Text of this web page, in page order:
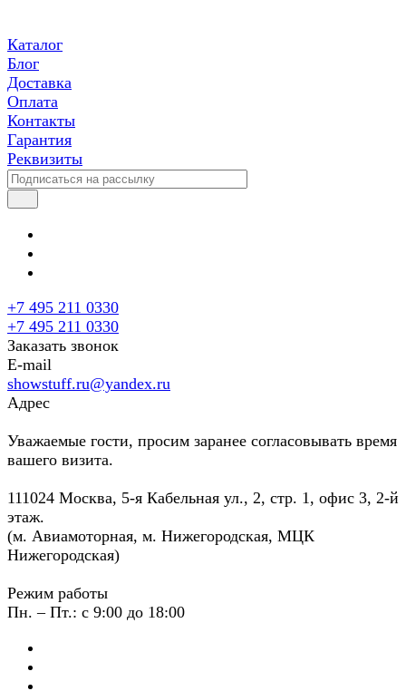
Каталог
Блог
Доставка
Оплата
Контакты
Гарантия
Реквизиты
+7 495 211 0330
+7 495 211 0330
Заказать звонок
E-mail
showstuff.ru@yandex.ru
Адрес
Уважаемые гости, просим заранее согласовывать время
вашего визита.
111024 Москва, 5-я Кабельная ул., 2, стр. 1, офис 3, 2-й
этаж.
(м. Авиамоторная, м. Нижегородская, МЦК
Нижегородская)
Режим работы
Пн. – Пт.: с 9:00 до 18:00